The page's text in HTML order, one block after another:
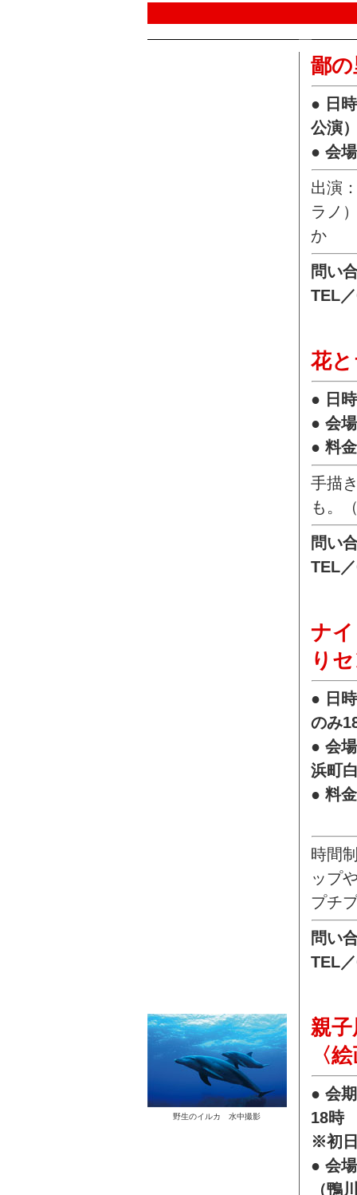
鄙
● 日
公演
● 会
出演
ラノ
か
問い
TEL
花
● 日
● 会
● 料
手描
も。
問い
TEL
ナ
り
● 日
のみ
● 会
浜町
● 料
時間
ップ
プチ
問い
TEL
野生のイルカ 水中撮影
親
〈
● 会
18時
※初
● 会
（鴨